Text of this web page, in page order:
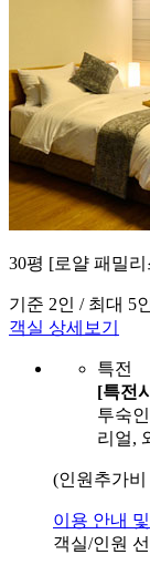
30평 [로얄 패밀
기준 2인 / 최대 5
객실 상세보기
특전
[특전
투숙
리얼,
(인원추가
이용 안내
객실/인원